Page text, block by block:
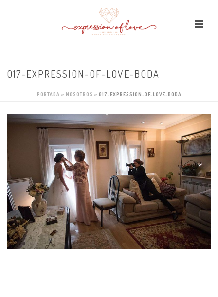
017-EXPRESSION-OF-LOVE-BODA
PORTADA » NOSOTROS » 017-EXPRESSION-OF-LOVE-BODA